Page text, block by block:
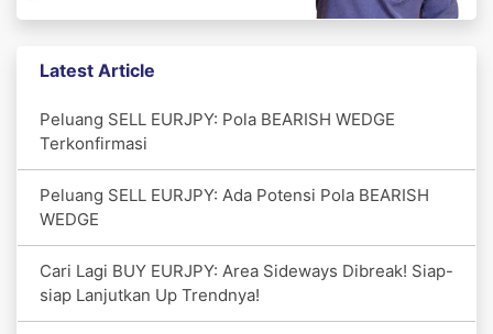
Latest Article
Peluang SELL EURJPY: Pola BEARISH WEDGE
Terkonfirmasi
Peluang SELL EURJPY: Ada Potensi Pola BEARISH
WEDGE
Cari Lagi BUY EURJPY: Area Sideways Dibreak! Siap-
siap Lanjutkan Up Trendnya!